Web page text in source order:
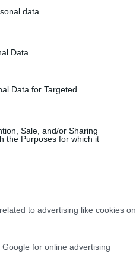
data.
Data.
Data for Targeted
Sale, and/or Sharing
the Purposes for which it
to advertising like cookies on
for online advertising